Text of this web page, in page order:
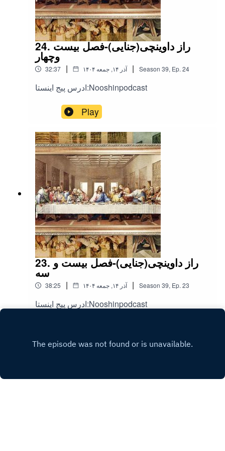
24. راز داوینچی(جنایی)-فصل بیست
وچهار
32:37 | ۱۴۰۴ آذر ۱۴, جمعه | Season 39, Ep. 24
ادرس پیج اینستا:Nooshinpodcast
Play
23. راز داوینچی(جنایی)-فصل بیست و
سه
38:25 | ۱۴۰۴ آذر ۱۴, جمعه | Season 39, Ep. 23
ادرس پیج اینستا:Nooshinpodcast